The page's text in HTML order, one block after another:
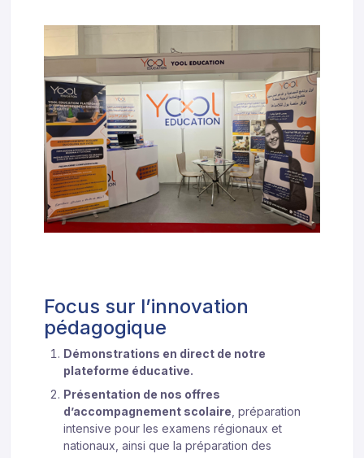
Focus sur l’innovation
pédagogique
Démonstrations en direct de notre
plateforme éducative.
Présentation de nos offres
d’accompagnement scolaire , préparation
intensive pour les examens régionaux et
nationaux, ainsi que la préparation des